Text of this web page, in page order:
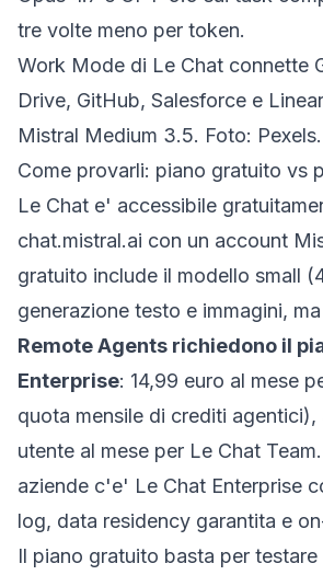
tre volte meno per token.
Work Mode di Le Chat connette
Drive, GitHub, Salesforce e
Mistral Medium 3.5. Foto: Pexels.
Come provarli: piano gratuito vs
Le Chat e' accessibile
chat.mistral.ai con un account
gratuito include il modello small
generazione testo e immagini, ma
Remote Agents richiedono il
Enterprise: 14,99 euro al mese
quota mensile di crediti
utente al mese per Le Chat
aziende c'e' Le Chat Enterprise
log, data residency garantita e
Il piano gratuito basta per